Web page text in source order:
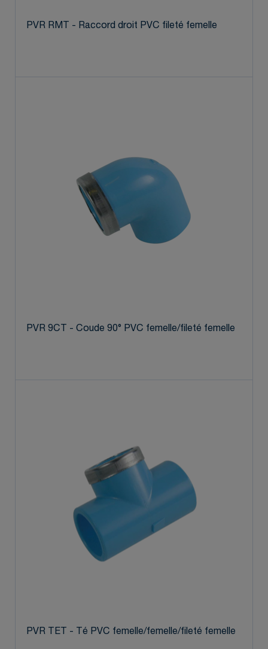
PVR RMT - Raccord droit PVC fileté femelle
PVR 9CT - Coude 90° PVC femelle/fileté femelle
PVR TET - Té PVC femelle/femelle/fileté femelle